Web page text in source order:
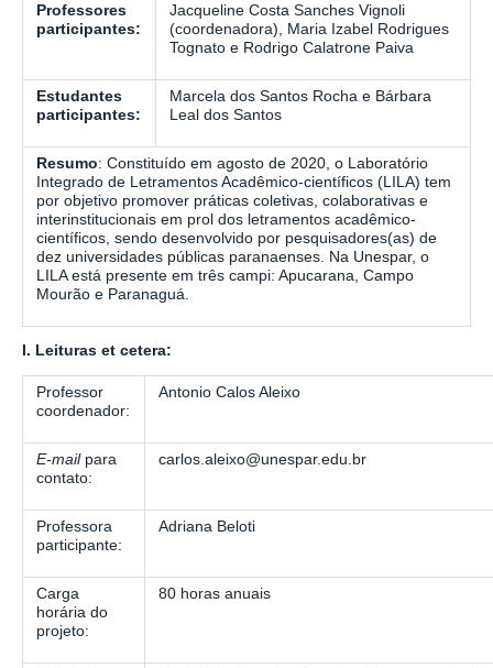
Professores
participantes:
Jacqueline Costa Sanches Vignoli
(coordenadora), Maria Izabel Rodrigues
Tognato e Rodrigo Calatrone Paiva
Estudantes
participantes:
Marcela dos Santos Rocha e Bárbara
Leal dos Santos
Resumo: Constituído em agosto de 2020, o Laboratório
Integrado de Letramentos Acadêmico-científicos (LILA) tem
por objetivo promover práticas coletivas, colaborativas e
interinstitucionais em prol dos letramentos acadêmico-
científicos, sendo desenvolvido por pesquisadores(as) de
dez universidades públicas paranaenses. Na Unespar, o
LILA está presente em três campi: Apucarana, Campo
Mourão e Paranaguá.
I. Leituras et cetera:
Professor
coordenador:
Antonio Calos Aleixo
E-mail para
contato:
carlos.aleixo@unespar.edu.br
Professora
participante:
Adriana Beloti
Carga
horária do
projeto:
80 horas anuais